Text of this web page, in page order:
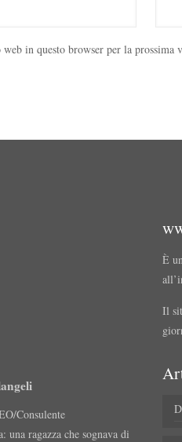
in questo browser per la prossima
Consulente
ragazza che sognava di
È
Il